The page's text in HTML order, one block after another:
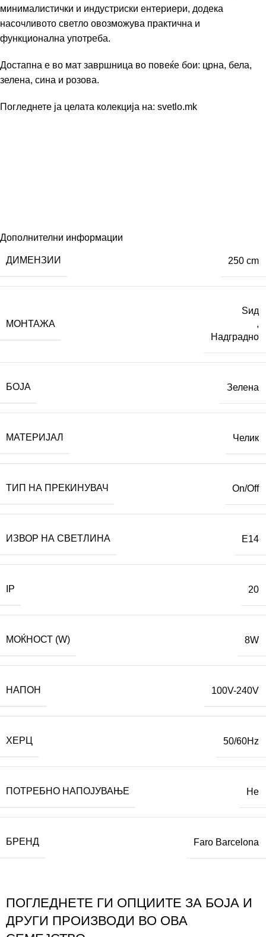
минималистички и индустриски ентериери, додека
насочливото светло овозможува практична и
функционална употреба.
Достапна е во мат завршница во повеќе бои: црна, бела,
зелена, сина и розова.
Погледнете ја целата колекција на: svetlo.mk
Дополнителни информации
ДИМЕНЗИИ 250 cm
МОНТАЖА
Ѕид
,
Надградно
БОЈА Зелена
МАТЕРИЈАЛ Челик
ТИП НА ПРЕКИНУВАЧ On/Off
ИЗВОР НА СВЕТЛИНА E14
IP 20
МОЌНОСТ (W) 8W
НАПОН 100V-240V
ХЕРЦ 50/60Hz
ПОТРЕБНО НАПОЈУВАЊЕ Не
БРЕНД Faro Barcelona
ПОГЛЕДНЕТЕ ГИ ОПЦИИТЕ ЗА БОЈА И
ДРУГИ ПРОИЗВОДИ ВО ОВА